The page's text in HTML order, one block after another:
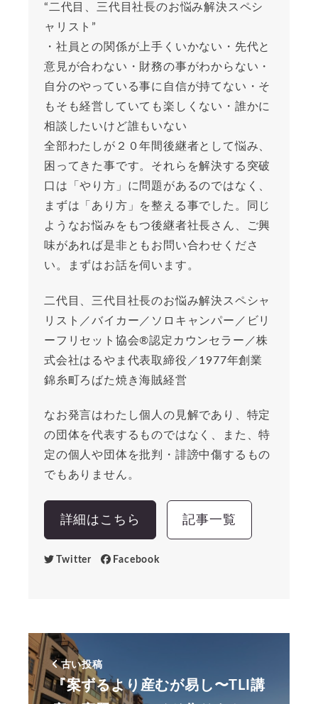
“二代目、三代目社長のお悩み解決スペシ
ャリスト”
・社員との関係が上手くいかない・先代と
意見が合わない・財務の事がわからない・
自分のやっている事に自信が持てない・そ
もそも経営していても楽しくない・誰かに
相談したいけど誰もいない
全部わたしが２０年間後継者として悩み、
困ってきた事です。それらを解決する突破
口は「やり方」に問題があるのではなく、
まずは「あり方」を整える事でした。同じ
ようなお悩みをもつ後継者社長さん、ご興
味があれば是非ともお問い合わせくださ
い。まずはお話を伺います。
二代目、三代目社長のお悩み解決スペシャ
リスト／バイカー／ソロキャンパー／ビリ
ーフリセット協会®︎認定カウンセラー／株
式会社はるやま代表取締役／1977年創業
錦糸町ろばた焼き海賊経営
なお発言はわたし個人の見解であり、特定
の団体を代表するものではなく、また、特
定の個人や団体を批判・誹謗中傷するもの
でもありません。
詳細はこちら 記事一覧
Twitter Facebook
古い投稿
『案ずるより産むが易し〜TLI講